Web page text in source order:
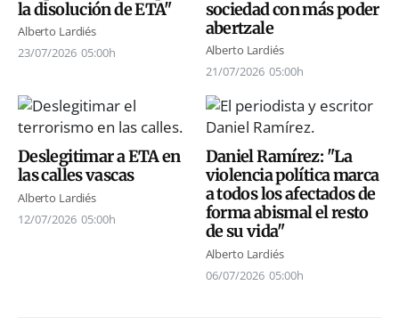
la disolución de ETA"
Alberto Lardiés
23/07/2026 05:00h
sociedad con más poder
abertzale
Alberto Lardiés
21/07/2026 05:00h
Deslegitimar a ETA en
las calles vascas
Alberto Lardiés
12/07/2026 05:00h
Daniel Ramírez: "La
violencia política marca
a todos los afectados de
forma abismal el resto
de su vida"
Alberto Lardiés
06/07/2026 05:00h